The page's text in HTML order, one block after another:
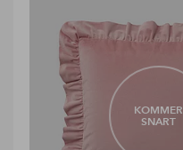
KOMMER
SNART